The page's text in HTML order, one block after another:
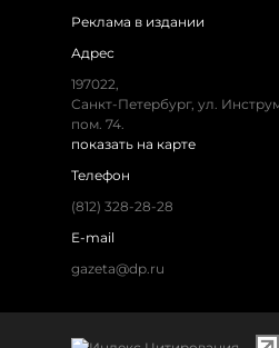
Реклама в издании
Адрес
197022,
Санкт-Петербург, ул.
пом. 74.
показать на карте
Телефон
(812) 328-28-28
E-mail
gazeta@dp.ru